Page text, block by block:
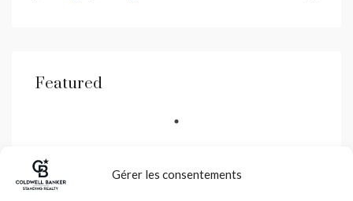
Gérer les consentements
Featured